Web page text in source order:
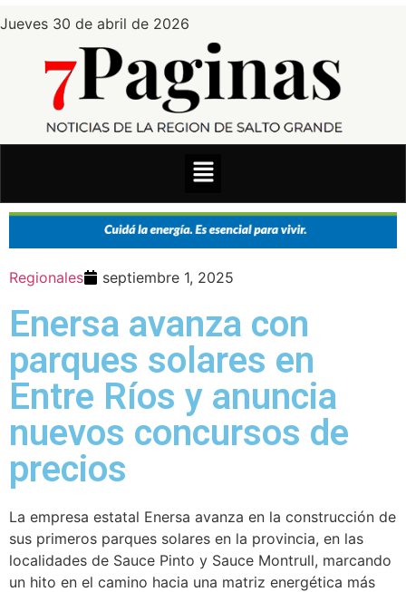
Jueves 30 de abril de 2026
Regionales septiembre 1, 2025
Enersa avanza con
parques solares en
Entre Ríos y anuncia
nuevos concursos de
precios
La empresa estatal Enersa avanza en la construcción de
sus primeros parques solares en la provincia, en las
localidades de Sauce Pinto y Sauce Montrull, marcando
un hito en el camino hacia una matriz energética más